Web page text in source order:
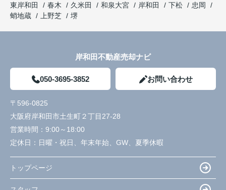
東岸和田
春木 久米田 和泉大宮 岸和田 下松
忠岡
蛸地蔵
上野芝 堺
岸和田不動産売却ナビ
050-3695-3852 お問い合わせ
〒596-0825
大阪府岸和田市土生町２丁目27-28
営業時間： 9:00～18:00
定休日： 日曜・祝日、年末年始、GW、夏季休暇
トップページ